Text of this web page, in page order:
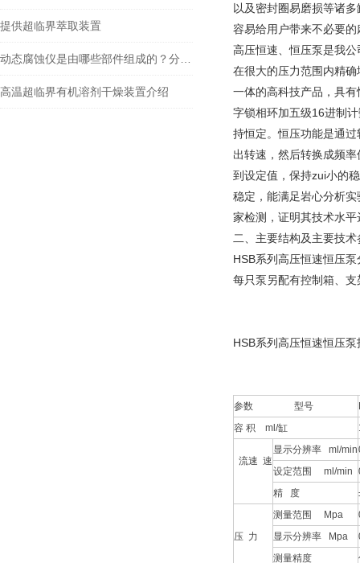
提供超临界萃取装置
高温超临界有机溶剂干燥装置介绍
以及密封圈易磨损等诸
容易给用户带来不必要的
高压恒速、恒压泵是我
在很大的压力范围内精
一体的高科技产品，具
字锁相环加五级16进制
持恒定。恒压功能是通
出转速，然后转换成频
到设定值，保持zui小的
稳定，能满足岩心分析
家检测，证明其技术水
二、主要结构及主要技术
HSB系列高压恒速恒压
每只泵另配有控制箱、
HSB系列高压恒速恒压
参数 型号
容 积 ml/缸
流速 速
显示分辨率 ml/min
设定范围 ml/min
精 度
压 力
测量范围 Mpa
显示分辨率 Mpa
测量精度